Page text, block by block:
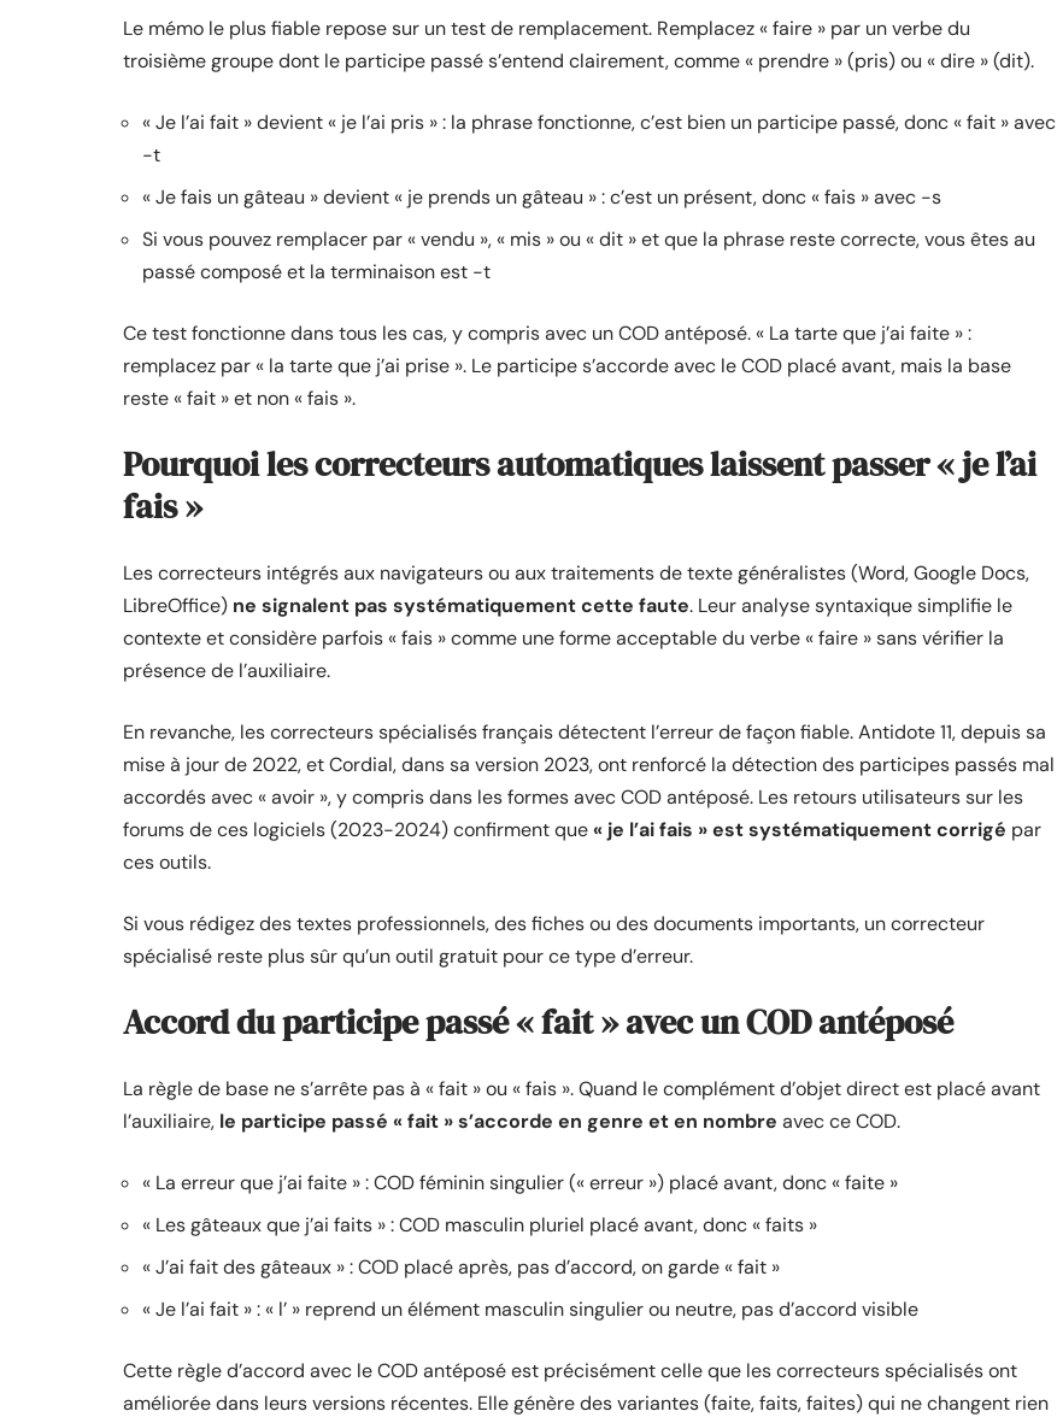
Le mémo le plus fiable repose sur un test de remplacement. Remplacez « faire » par un verbe du
troisième groupe dont le participe passé s’entend clairement, comme « prendre » (pris) ou « dire » (dit).
« Je l’ai fait » devient « je l’ai pris » : la phrase fonctionne, c’est bien un participe passé, donc « fait » avec
-t
« Je fais un gâteau » devient « je prends un gâteau » : c’est un présent, donc « fais » avec -s
Si vous pouvez remplacer par « vendu », « mis » ou « dit » et que la phrase reste correcte, vous êtes au
passé composé et la terminaison est -t
Ce test fonctionne dans tous les cas, y compris avec un COD antéposé. « La tarte que j’ai faite » :
remplacez par « la tarte que j’ai prise ». Le participe s’accorde avec le COD placé avant, mais la base
reste « fait » et non « fais ».
Pourquoi les correcteurs automatiques laissent passer « je l’ai
fais »
Les correcteurs intégrés aux navigateurs ou aux traitements de texte généralistes (Word, Google Docs,
LibreOffice) ne signalent pas systématiquement cette faute. Leur analyse syntaxique simplifie le
contexte et considère parfois « fais » comme une forme acceptable du verbe « faire » sans vérifier la
présence de l’auxiliaire.
En revanche, les correcteurs spécialisés français détectent l’erreur de façon fiable. Antidote 11, depuis sa
mise à jour de 2022, et Cordial, dans sa version 2023, ont renforcé la détection des participes passés mal
accordés avec « avoir », y compris dans les formes avec COD antéposé. Les retours utilisateurs sur les
forums de ces logiciels (2023-2024) confirment que« je l’ai fais » est systématiquement corrigé par
ces outils.
Si vous rédigez des textes professionnels, des fiches ou des documents importants, un correcteur
spécialisé reste plus sûr qu’un outil gratuit pour ce type d’erreur.
Accord du participe passé « fait » avec un COD antéposé
La règle de base ne s’arrête pas à « fait » ou « fais ». Quand le complément d’objet direct est placé avant
l’auxiliaire, le participe passé « fait » s’accorde en genre et en nombre avec ce COD.
« La erreur que j’ai faite » : COD féminin singulier (« erreur ») placé avant, donc « faite »
« Les gâteaux que j’ai faits » : COD masculin pluriel placé avant, donc « faits »
« J’ai fait des gâteaux » : COD placé après, pas d’accord, on garde « fait »
« Je l’ai fait » : « l’ » reprend un élément masculin singulier ou neutre, pas d’accord visible
Cette règle d’accord avec le COD antéposé est précisément celle que les correcteurs spécialisés ont
améliorée dans leurs versions récentes. Elle génère des variantes (faite, faits, faites) qui ne changent rien